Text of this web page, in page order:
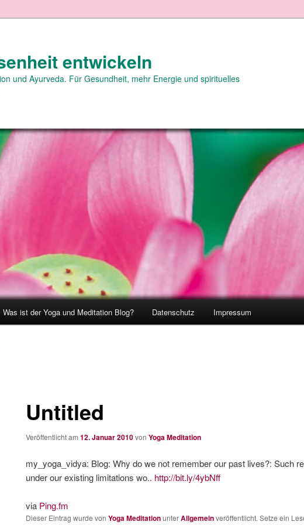
entwickeln
und Ayurveda. Für Gesundheit, mehr Energie und spirituelles
Was ist der Yoga und Meditation Blog? Datenschutz Impressum
Untitled
Veröffentlicht am 12. Januar 2010von Yoga Meditation
my_yoga_vidya: Blog: Why do we not remember our past lives?: Such
under our existing limitations wo.. http://bit.ly/4ybNff
via Ping.fm
Dieser Eintrag wurde von Yoga MeditationunterAllgemeinveröffentlicht. Setze ein